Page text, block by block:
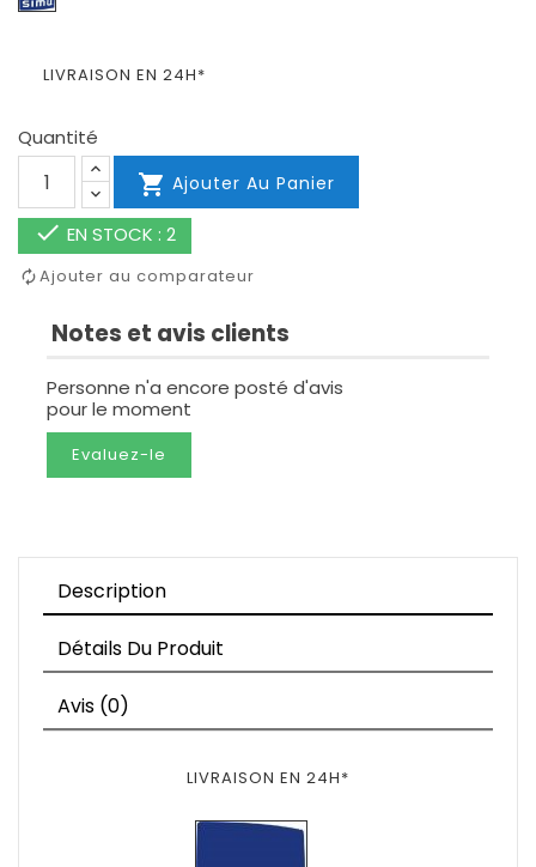
LIVRAISON EN 24H*
Quantité
 Ajouter Au Panier
 EN STOCK : 2
Ajouter au comparateur
Notes et avis clients
Personne n'a encore posté d'avis
pour le moment
Evaluez-le
Description
Détails Du Produit
Avis (0)
LIVRAISON EN 24H*